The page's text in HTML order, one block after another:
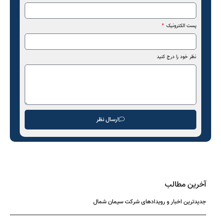
پست الکترونیک
نظر خود را درج کنید
ارسال نظر
آخرین مطالب
جدیدترین اخبار و رویدادهای شرکت سیمان شمال